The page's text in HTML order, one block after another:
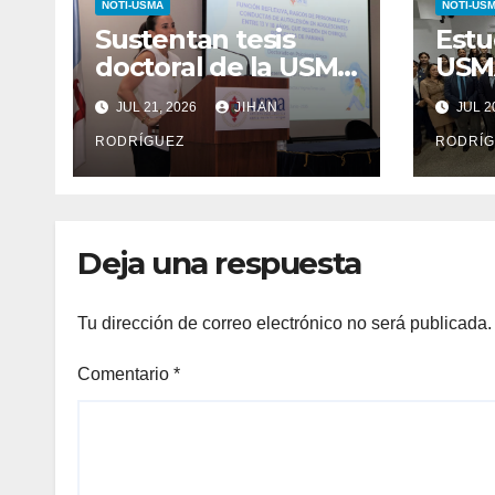
NOTI-USMA
Sustentan tesis
doctoral de la USMA
sobre rasgos de
personalidad y
conductas de
autolesión en
JUL 21, 2026 JIHAN
RODRÍGUEZ
NOTI-
JUL
Deja una respuesta
Tu dirección de correo electrónico no será publicada.
Comentario *